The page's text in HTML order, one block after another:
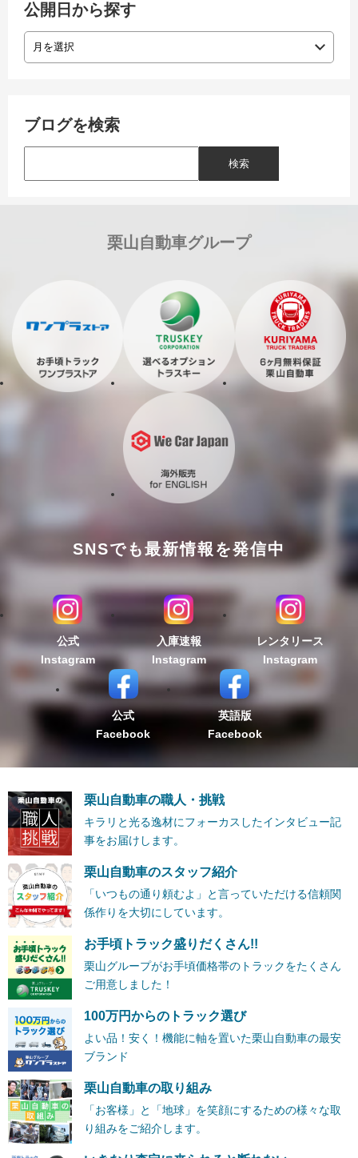
公開日から探す
ブログを検索
栗山自動車グループ
SNSでも最新情報を発信中
公式
Instagram
入庫速報
Instagram
レンタリース
Instagram
公式
Facebook
英語版
Facebook
栗山自動車の職人・挑戦
キラリと光る逸材にフォーカスしたインタビュー記
事をお届けします。
栗山自動車のスタッフ紹介
「いつもの通り頼むよ」と言っていただける信頼関
係作りを大切にしています。
お手頃トラック盛りだくさん!!
栗山グループがお手頃価格帯のトラックをたくさん
ご用意しました！
100万円からのトラック選び
よい品！安く！機能に軸を置いた栗山自動車の最安
ブランド
栗山自動車の取り組み
「お客様」と「地球」を笑顔にするための様々な取
り組みをご紹介します。